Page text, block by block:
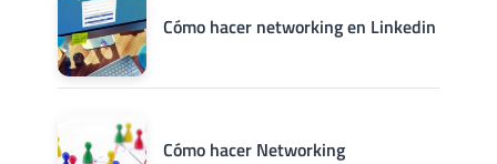
Cómo hacer networking en Linkedin
Cómo hacer Networking